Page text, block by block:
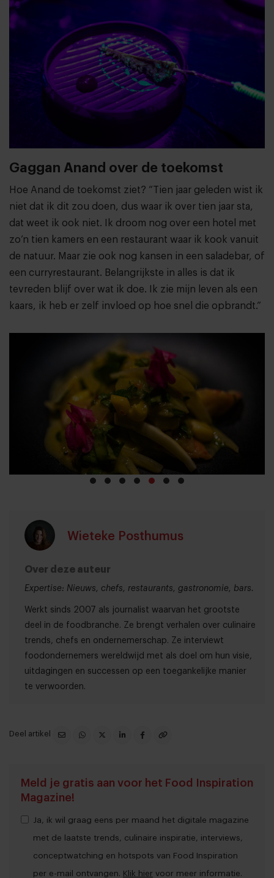
Gaggan Anand over de toekomst
Hoe Anand de toekomst ziet? “Tien jaar geleden wist ik
niet dat ik dit zou doen, dus waar ik over tien jaar sta,
dat weet ik ook niet. Ik droom nog over een hotel met
zo’n tien kamers en een restaurant waar ik kook vanuit
de natuur. Maar zie ook nog kansen in een saladebar, of
een curryrestaurant. Belangrijkste in alles is dat ik
tevreden blijf over wat ik doe. Ik zie mijn leven als een
kaars, ik heb er zelf invloed op hoe snel die opbrandt.”
Wieteke Posthumus
Over deze auteur
Expertise: Nieuws, chefs, restaurants, gastronomie, bars.
Werkt sinds 2007 als journalist waarvan het grootste
deel in de foodbranche. Ze brengt verhalen over culinaire
trends, chefs en ondernemerschap. Ze interviewt
foodondernemers wereldwijd met als doel om hun visie,
uitdagingen en successen op een toegankelijke manier
te verwoorden.
Deel artikel
Meld je gratis aan voor het Food Inspiration
Magazine!
Ja, ik wil graag eens per maand het digitale magazine
met de laatste trends, culinaire inspiratie, interviews,
conceptwatching en hotspots van Food Inspiration
per e-mail ontvangen. Klik hier voor meer informatie.